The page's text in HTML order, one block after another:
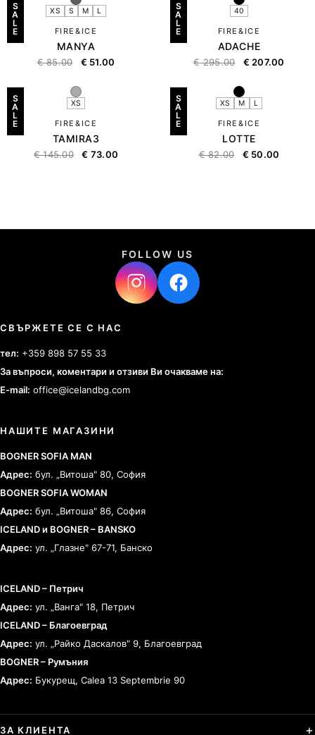
S
A
L
E
XS S M L
FIRE&ICE
MANYA
€85.00 € 51.00
S
A
L
E
40
FIRE&ICE
ADACHE
€295.00 € 207.00
S
A
L
E
XS
FIRE&ICE
TAMIRA3
€145.00 € 73.00
S
A
L
E
XS M L
FIRE&ICE
LOTTE
€82.00 € 50.00
FOLLOW US
СВЪРЖЕТЕ СЕ С НАС
тел: +359 898 57 55 33
За въпроси, коментари и отзиви Ви очакваме на:
E-mail: office@icelandbg.com
НАШИТЕ МАГАЗИНИ
BOGNER SOFIA MAN
Адрес: бул. „Витоша" 80, София
BOGNER SOFIA WOMAN
Адрес: бул. „Витоша" 86, София
ICELAND и BOGNER – BANSKO
Адрес: ул. „Глазне" 67-71, Банско
ICELAND – Петрич
Адрес: ул. „Ванга" 18, Петрич
ICELAND – Благоевград
Адрес: ул. „Райко Даскалов" 9, Благоевград
BOGNER – Румъния
Адрес: Букурещ, Calea 13 Septembrie 90
ЗА КЛИЕНТА